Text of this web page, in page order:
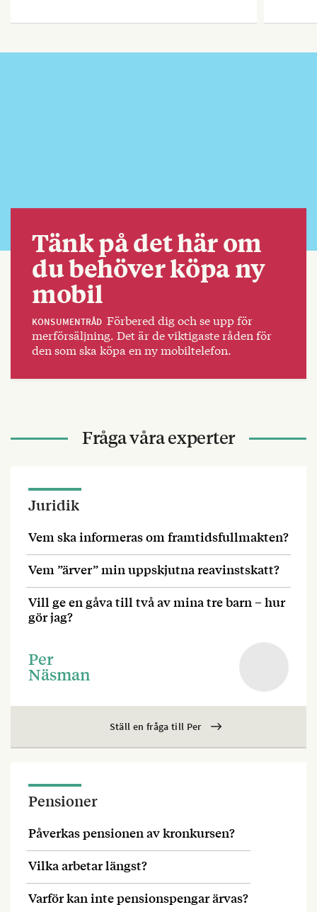
Tänk på det här om
du behöver köpa ny
mobil
KONSUMENTRÅD Förbered dig och se upp för
merförsäljning. Det är de viktigaste råden för
den som ska köpa en ny mobiltelefon.
Fråga våra experter
Juridik
Vem ska informeras om framtidsfullmakten?
Vem ”ärver” min uppskjutna reavinstskatt?
Vill ge en gåva till två av mina tre barn – hur
gör jag?
Per
Näsman
Ställ en fråga till Per
Pensioner
Påverkas pensionen av kronkursen?
Vilka arbetar längst?
Varför kan inte pensionspengar ärvas?